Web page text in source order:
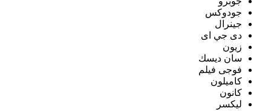
جودوكس
جينرال
دى جي اى
زيون
سان ديسك
فوجى فيلم
كاميلون
كانون
ليكسر